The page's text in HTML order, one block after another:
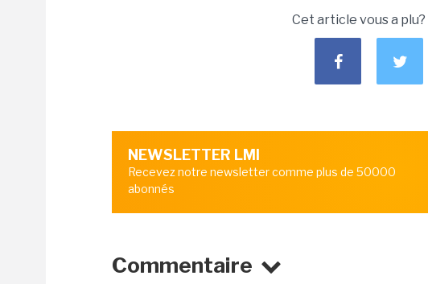
Cet article vous a plu?
NEWSLETTER LMI
Recevez notre newsletter comme plus de 50000
abonnés
Commentaire